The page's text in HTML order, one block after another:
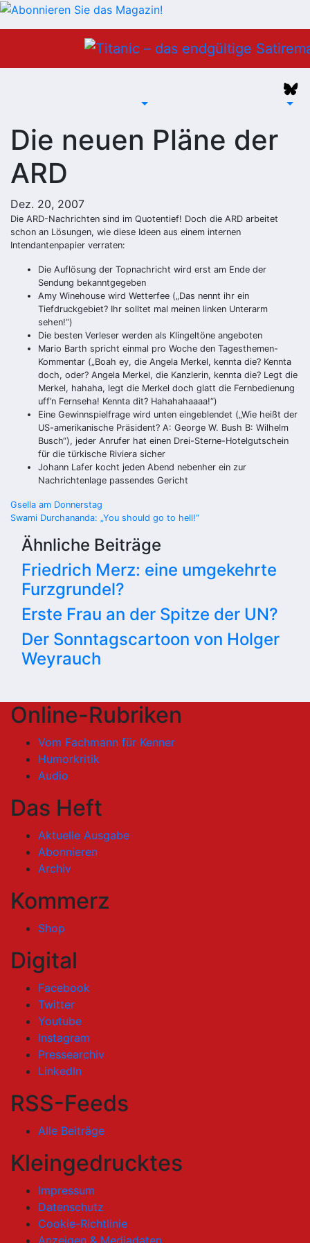
Die neuen Pläne der
ARD
Dez. 20, 2007
Die ARD-Nachrichten sind im Quotentief! Doch die ARD arbeitet
schon an Lösungen, wie diese Ideen aus einem internen
Intendantenpapier verraten:
Die Auflösung der Topnachricht wird erst am Ende der
Sendung bekanntgegeben
Amy Winehouse wird Wetterfee („Das nennt ihr ein
Tiefdruckgebiet? Ihr solltet mal meinen linken Unterarm
sehen!“)
Die besten Verleser werden als Klingeltöne angeboten
Mario Barth spricht einmal pro Woche den Tagesthemen-
Kommentar („Boah ey, die Angela Merkel, kennta die? Kennta
doch, oder? Angela Merkel, die Kanzlerin, kennta die? Legt die
Merkel, hahaha, legt die Merkel doch glatt die Fernbedienung
uff’n Fernseha! Kennta dit? Hahahahaaaa!“)
Eine Gewinnspielfrage wird unten eingeblendet („Wie heißt der
US-amerikanische Präsident? A: George W. Bush B: Wilhelm
Busch“), jeder Anrufer hat einen Drei-Sterne-Hotelgutschein
für die türkische Riviera sicher
Johann Lafer kocht jeden Abend nebenher ein zur
Nachrichtenlage passendes Gericht
Beitragsnavigation
Gsella am Donnerstag
Swami Durchananda: „You should go to hell!“
Ähnliche Beiträge
Friedrich Merz: eine umgekehrte
Furzgrundel?
Erste Frau an der Spitze der UN?
Der Sonntagscartoon von Holger
Weyrauch
Online-Rubriken
Vom Fachmann für Kenner
Humorkritik
Audio
Das Heft
Aktuelle Ausgabe
Abonnieren
Archiv
Kommerz
Shop
Digital
Facebook
Twitter
Youtube
Instagram
Pressearchiv
LinkedIn
RSS-Feeds
Alle Beiträge
Kleingedrucktes
Impressum
Datenschutz
Cookie-Richtlinie
Anzeigen & Mediadaten